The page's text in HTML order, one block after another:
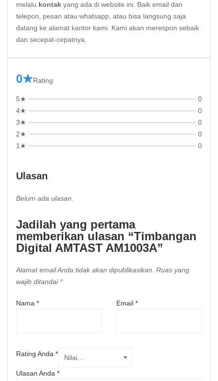
melalu kontak yang ada di website ini. Baik email dan
telepon, pesan atau whatsapp, atau bisa langsung saja
datang ke alamat kantor kami. Kami akan merespon sebaik
dan secepat-cepatnya.
0★Rating
5★
0
4★
0
3★
0
2★
0
1★
0
Ulasan
Belum ada ulasan.
Jadilah yang pertama
memberikan ulasan “Timbangan
Digital AMTAST AM1003A”
Alamat email Anda tidak akan dipublikasikan. Ruas yang
wajib ditandai *
Nama * Email *
Rating Anda *
Ulasan Anda *